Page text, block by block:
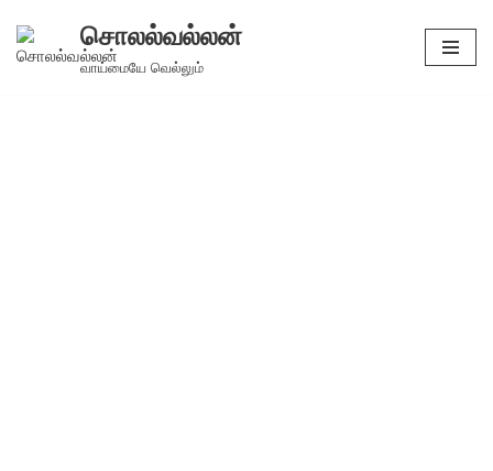
Skip
சொலல்வல்லன்
வாய்மையே வெல்லும்